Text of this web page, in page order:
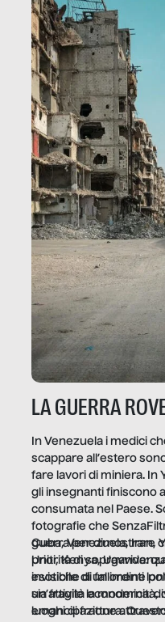
LA GUERRA
In Venezuela i medici
scappare all’estero
fare lavori di miniera. In
gli insegnanti finiscono
consumata nel Paese.
fotografie che
guerra per dimostrare
priorità di
invisibile di un ordine
un’attività economica:
luoghi di frattura.
Cuba, Venezuela, Iran,
Uniti, Kenya, Uganda:
esotiche di fallimenti
sia fragile la modernità,
emancipazione